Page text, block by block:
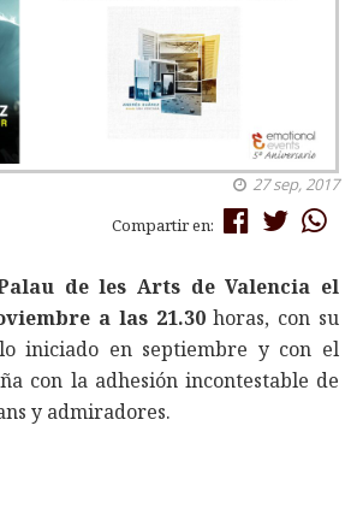
27 sep, 2017
Compartir en:
de les Arts de Valencia el
a las 21.30horas, con su
iniciado en septiembre y con el
con la adhesión incontestable de
y admiradores.